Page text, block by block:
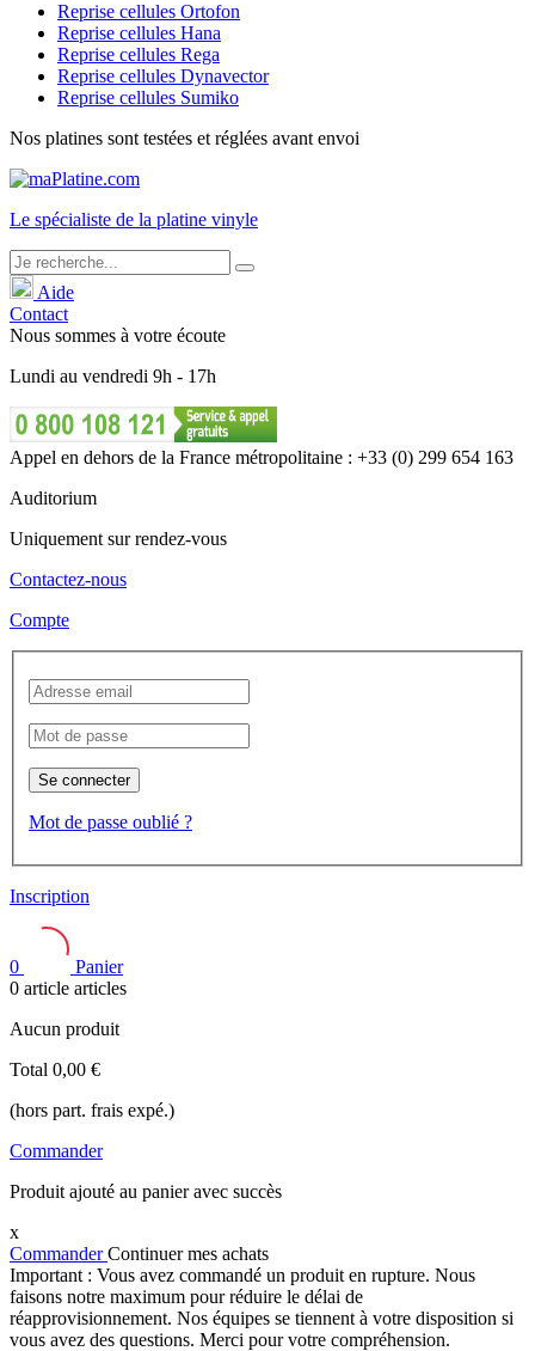
Reprise cellules Ortofon
Reprise cellules Hana
Reprise cellules Rega
Reprise cellules Dynavector
Reprise cellules Sumiko
Nos platines sont testées et réglées avant envoi
Le spécialiste de la platine vinyle
Aide
Contact
Nous sommes à votre écoute
Lundi au vendredi 9h - 17h
Appel en dehors de la France métropolitaine : +33 (0) 299 654 163
Auditorium
Uniquement sur rendez-vous
Contactez-nous
Compte
Se connecter
Mot de passe oublié ?
Inscription
0
Panier
0 article articles
Aucun produit
Total 0,00 €
(hors part. frais expé.)
Commander
Produit ajouté au panier avec succès
x
CommanderContinuer mes achats
Important : Vous avez commandé un produit en rupture. Nous
faisons notre maximum pour réduire le délai de
réapprovisionnement. Nos équipes se tiennent à votre disposition si
vous avez des questions. Merci pour votre compréhension.